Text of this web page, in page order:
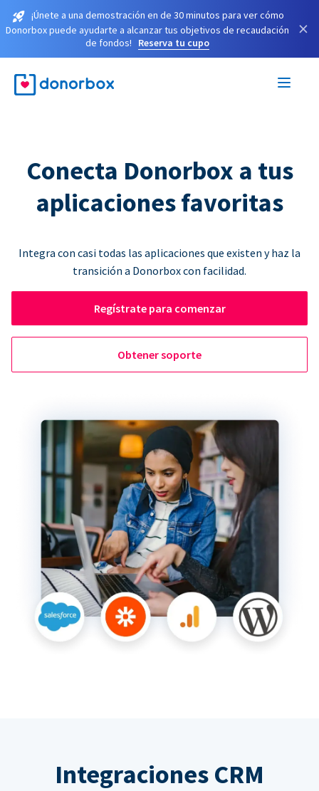
¡Únete a una demostración en de 30 minutos para ver cómo
Donorbox puede ayudarte a alcanzar tus objetivos de recaudación
de fondos!
Reserva tu cupo
×
Conecta Donorbox a tus
aplicaciones favoritas
Integra con casi todas las aplicaciones que existen y haz la
transición a Donorbox con facilidad.
Regístrate para comenzar
Obtener soporte
Integraciones CRM